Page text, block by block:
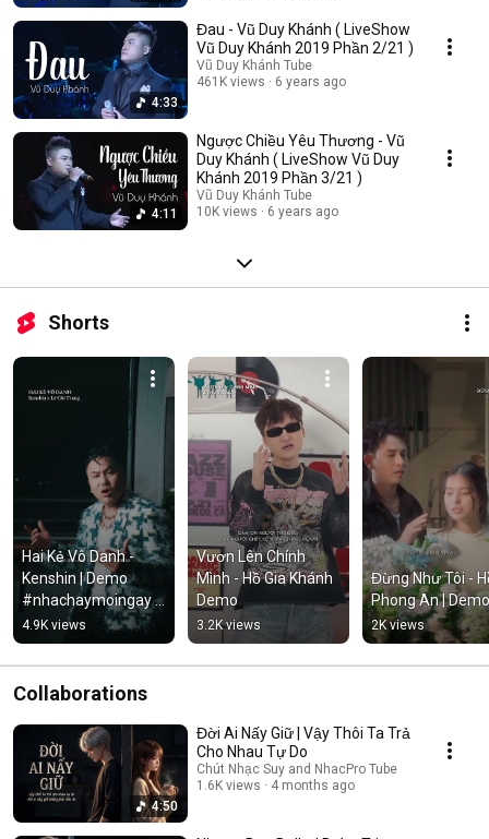
4:33
Đau - Vũ Duy Khánh ( LiveShow
Vũ Duy Khánh 2019 Phần 2/21 )
Vũ Duy Khánh Tube
461K views
6 years ago
4:11
Ngược Chiều Yêu Thương - Vũ
Duy Khánh ( LiveShow Vũ Duy
Khánh 2019 Phần 3/21 )
Vũ Duy Khánh Tube
10K views
6 years ago
Shorts
Hai Kẻ Vô Danh -
Kenshin | Demo
#nhachaymoingay
#tamtrang
4.9K views
Vươn Lên Chính
Mình - Hồ Gia Khánh
Demo
3.2K views
Đừng Như Tôi -
Phong An | Demo
2K views
Collaborations
4:50
Đời Ai Nấy Giữ | Vậy Thôi Ta Trả
Cho Nhau Tự Do
Chút Nhạc Suy and NhacPro Tube
1.6K views
4 months ago